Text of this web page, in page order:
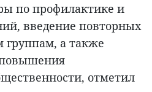
по профилактике и
введение повторных
а также
отметил